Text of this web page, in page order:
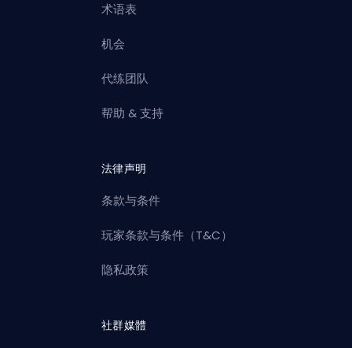
术语表
机会
代练团队
帮助 & 支持
法律声明
条款与条件
玩家条款与条件（T&C）
隐私政策
社群媒體